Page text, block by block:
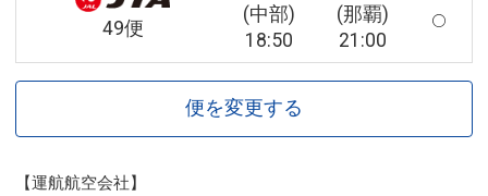
49便
(中部)
18:50
(那覇)
21:00
便を変更する
【運航航空会社】